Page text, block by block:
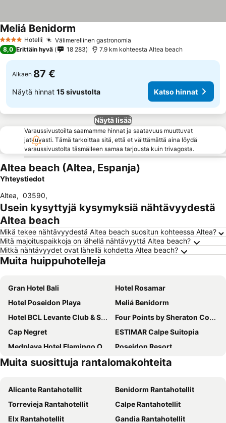
4 Tähtiluokitus
Hotelli Välimerellinen gastronomia
Meliá Benidorm
8,0 Erittäin hyvä 18 283 7.9 km kohteesta Altea beach
Alkaen 87 €
Näytä hinnat 15 sivustolta Katso hinnat
Näytä lisää
Varaussivustoilta saamamme hinnat ja saatavuus muuttuvat
jatkuvasti. Tämä tarkoittaa sitä, että et välttämättä aina löydä
varaussivustolta täsmälleen samaa tarjousta kuin trivagosta.
Altea beach (Altea, Espanja)
Yhteystiedot
Altea, 03590,
Usein kysyttyjä kysymyksiä nähtävyydestä
Altea beach
Mikä tekee nähtävyydestä Altea beach suositun kohteessa Altea?
Mitä majoituspaikkoja on lähellä nähtävyyttä Altea beach?
Mitkä nähtävyydet ovat lähellä kohdetta Altea beach?
Muita huippuhotelleja
Gran Hotel Bali
Hotel Rosamar
Hotel Poseidon Playa
Meliá Benidorm
Hotel BCL Levante Club & Spa 4 Sup - Only Adults Recomended
Four Points by Sheraton Costa Blanca
Cap Negret
ESTIMAR Calpe Suitopia
Medplaya Hotel Flamingo Oasis
Poseidon Resort
Marina Resort Benidorm
Albir Playa Hotel & Spa
Hotel Cimbel
Port Benidorm Hotel & Spa
Magic Tropical Splash
Medplaya Hotel Rio Park
Melia Villaitana
Magic Aqua Rock Gardens
Muita suosittuja rantalomakohteita
Alicante Rantahotellit
Benidorm Rantahotellit
Torrevieja Rantahotellit
Calpe Rantahotellit
Elx Rantahotellit
Gandia Rantahotellit